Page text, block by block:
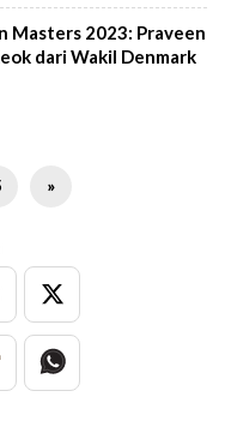
Masters 2023: Praveen
dari Wakil Denmark
»